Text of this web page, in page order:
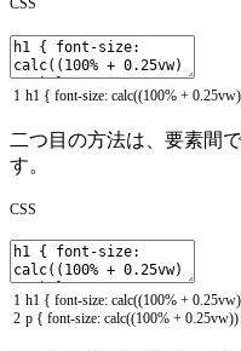
CSS
1 h1 { font-size: calc((100% + 0.25vw)
二つ目の方法は、要素間
す。
CSS
1
2
h1 { font-size: calc((100% + 0.25vw)
p { font-size: calc((100% + 0.25vw))